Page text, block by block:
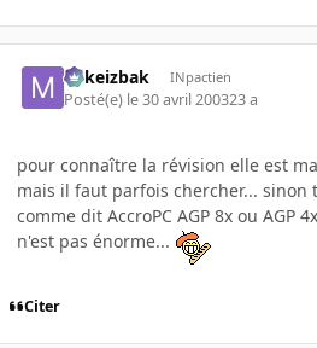
Mikeizbak INpactien
Posté(e) le 30 avril 200323 a
pour connaître la révision elle est
mais il faut parfois chercher... sinon
comme dit AccroPC AGP 8x ou AGP
n'est pas énorme...
Citer